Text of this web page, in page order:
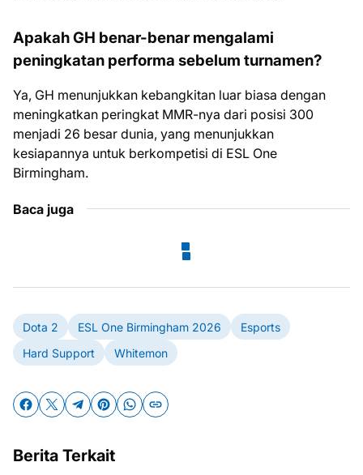
Apakah GH benar-benar mengalami
peningkatan performa sebelum turnamen?
Ya, GH menunjukkan kebangkitan luar biasa dengan
meningkatkan peringkat MMR-nya dari posisi 300
menjadi 26 besar dunia, yang menunjukkan
kesiapannya untuk berkompetisi di ESL One
Birmingham.
Baca juga
Dota 2 ESL One Birmingham 2026
Esports
Hard Support
Whitemon
Berita Terkait